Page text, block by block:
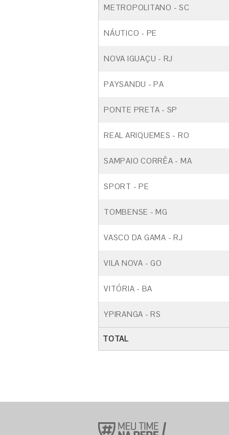
METROPOLITANO - SC
NÁUTICO - PE
NOVA IGUAÇU - RJ
PAYSANDU - PA
PONTE PRETA - SP
REAL ARIQUEMES - RO
SAMPAIO CORRÊA - MA
SPORT - PE
TOMBENSE - MG
VASCO DA GAMA - RJ
VILA NOVA - GO
VITÓRIA - BA
YPIRANGA - RS
TOTAL